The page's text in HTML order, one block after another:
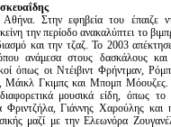
Αθήνα. Στην εφηβεία του έπαιζε
την περίοδο ανακαλύπτει το
και την τζαζ. Το 2003
ανάμεσα στους δασκάλους και
όπως οι Ντέιβιντ Φρήντμαν,
Γκιμπς και Μπομπ Μόουζες.
διαφορετικά μουσικά είδη, όπως
Γιάννης Χαρούλης
μαζί με την Ελεωνόρα